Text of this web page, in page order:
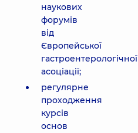
наукових
форумів
від
Європейської
гастроентерологічної
асоціації;
регулярне
проходження
курсів
основ